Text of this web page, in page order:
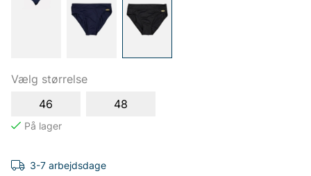
Vælg størrelse
46
48
3-7 arbejdsdage